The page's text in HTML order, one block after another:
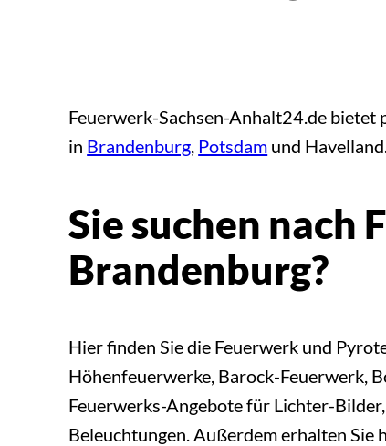
Feuerwerk-Sachsen-Anhalt24.de bietet
in Brandenburg, Potsdam und
Sie suchen nach
Brandenburg?
Hier finden Sie die Feuerwerk und
Höhenfeuerwerke, Barock-Feuerwerk,
Feuerwerks-Angebote für Lichter-
Beleuchtungen. Außerdem erhalten